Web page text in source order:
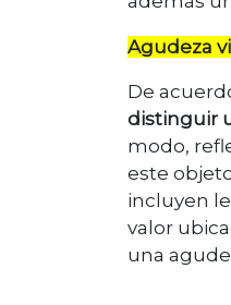
Agudeza
De
distinguir
modo,
este
incluyen
valor
una